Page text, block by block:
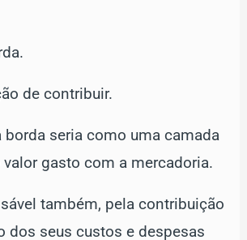
de contribuir.
borda seria como uma camada
valor gasto com a mercadoria.
também, pela contribuição
dos seus custos e despesas